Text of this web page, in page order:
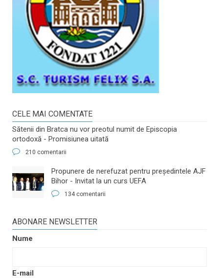
CELE MAI COMENTATE
Sătenii din Bratca nu vor preotul numit de Episcopia
ortodoxă - Promisiunea uitată
210 comentarii
​Propunere de nerefuzat pentru preşedintele AJF
Bihor - Invitat la un curs UEFA
134 comentarii
ABONARE NEWSLETTER
Nume
E-mail